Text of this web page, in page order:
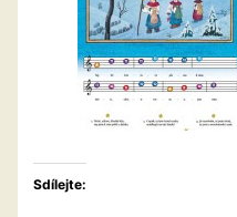
Sdílejte: